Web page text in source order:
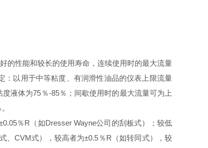
的性能和较长的使用寿命，连续使用时的最大流量
：以用于中等粘度、有润滑性油品的仪表上限流量
度液体为75 ％-85％；间歇使用时的最大流量可为上
0.05％R （如Dresser Wayne公司的刮板式）；较低
、CVM式），较高者为±0.5 ％R （如转同式），较